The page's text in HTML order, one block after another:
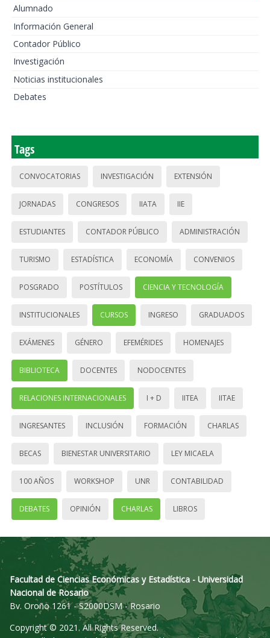
Alumnado
Información General
Contador Público
Investigación
Noticias institucionales
Debates
Tags
CONVOCATORIAS INVESTIGACIÓN EXTENSIÓN
JORNADAS CONGRESOS IIATA IIE
ESTUDIANTES CONTADOR PÚBLICO ADMINISTRACIÓN
TURISMO ESTADÍSTICA ECONOMÍA CONVENIOS
POSGRADO POSTÍTULOS CIENCIA Y TECNOLOGÍA
INSTITUCIONALES CURSOS INGRESO GRADUADOS
EXÁMENES GÉNERO EFEMÉRIDES HOMENAJES
BIBLIOTECA DOCENTES NODOCENTES
RELACIONES INTERNACIONALES I + D IITEA IITAE
INGRESANTES INCLUSIÓN FORMACIÓN CHARLAS
BECAS BIENESTAR UNIVERSITARIO LEY MICAELA
100 AÑOS WORKSHOP UNR CONTABILIDAD
DEBATES OPINIÓN CHARLAS LIBROS
Facultad de Ciencias Económicas y Estadística - Universidad
Nacional de Rosario
Bv. Oroño 1261 - S2000DSM - Rosario
Copyright © 2021. All Rights Reserved.